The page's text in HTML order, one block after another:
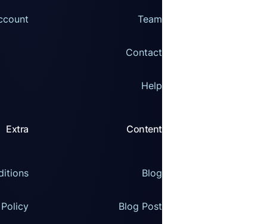
Team
Contact
Help
Content
Blog
Blog Post
Extra